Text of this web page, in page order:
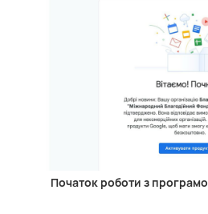
Початок роботи з